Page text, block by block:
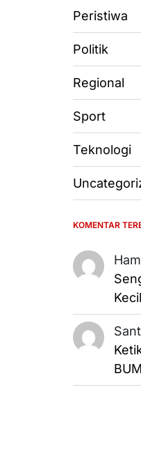
Peristiwa
Politik
Regional
Sport
Teknologi
KOMENTAR
Sant